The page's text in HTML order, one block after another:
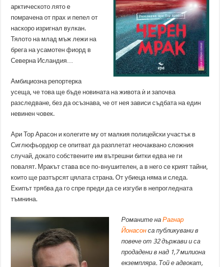
арктическото лято е
помрачена от прах и пепел от
наскоро изригнал вулкан.
Тялото на млад мъж лежи на
брега на усамотен фиорд в
Северна Исландия…
Амбициозна репортерка
усеща, че това ще бъде новината на живота ѝ и започва
разследване, без да осъзнава, че от нея зависи съдбата на един
невинен човек.
Ари Тор Арасон и колегите му от малкия полицейски участък в
Сиглюфьордюр се опитват да разплетат неочаквано сложния
случай, докато собствените им вътрешни битки едва не ги
повалят. Мракът става все по-внушителен, а в него се крият тайни,
които ще разтърсят цялата страна. От убиеца няма и следа.
Екипът трябва да го спре преди да се изгуби в непрогледната
тъмнина.
Романите наРагнар
Йонасон са публикувани в
повече от 32 държави и са
продадени в над 1,7 милиона
екземпляра. Той е адвокат,